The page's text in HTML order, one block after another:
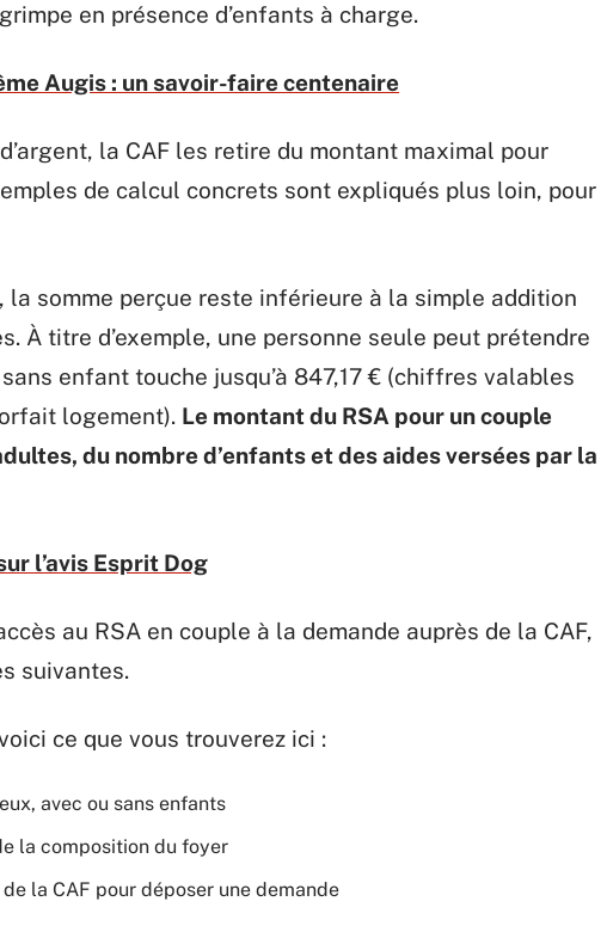
en présence d’enfants à charge.
Augis : un savoir-faire centenaire
la CAF les retire du montant maximal pour
de calcul concrets sont expliqués plus loin, pour
la somme perçue reste inférieure à la simple addition
À titre d’exemple, une personne seule peut prétendre
enfant touche jusqu’à 847,17 € (chiffres valables
logement). Le montant du RSA pour un couple
du nombre d’enfants et des aides versées par la
l’avis Esprit Dog
au RSA en couple à la demande auprès de la CAF,
suivantes.
ce que vous trouverez ici :
avec ou sans enfants
la composition du foyer
la CAF pour déposer une demande